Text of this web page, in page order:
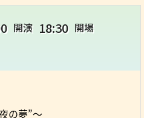
開演 18:30 開場
の夢”～